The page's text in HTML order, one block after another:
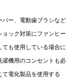
バー、電動歯ブラシなど
ック対策にファンヒー
も使用している場合に
濯機用のコンセントも必
電化製品を使用する